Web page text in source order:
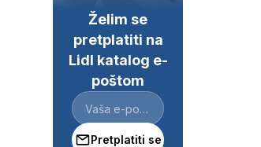
Želim se
pretplatiti na
Lidl katalog e-
poštom
Pretplatiti se